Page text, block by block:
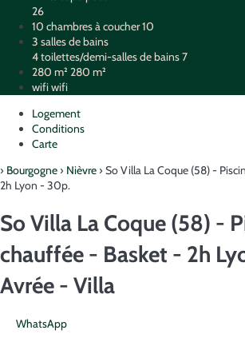
26
10 chambres à coucher10
3 salles de bains
4 toilettes/demi-salles de bains7
280 m² 280 m²
wifiwifi
Logement
Conditions
Carte
› Bourgogne › Nièvre › So Villa La Coque (58) -
2h Lyon - 30p.
So Villa La Coque (58) -
chauffée - Basket - 2h
Avrée - Villa
WhatsApp